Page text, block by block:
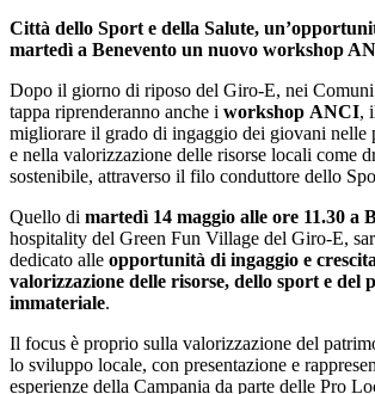
Città dello Sport e della Salute,
martedì a Benevento un nuovo workshop
Dopo il giorno di riposo del Giro-E, nei Comuni
tappa riprenderanno anche i workshop ANCI,
migliorare il grado di ingaggio dei giovani nelle
e nella valorizzazione delle risorse locali come
sostenibile, attraverso il filo conduttore dello
Quello di martedì 14 maggio alle ore 11.30 a
hospitality del Green Fun Village del Giro-E,
dedicato alle opportunità di ingaggio e
valorizzazione delle risorse, dello sport e del
immateriale.
Il focus è proprio sulla valorizzazione del
lo sviluppo locale, con presentazione e
esperienze della Campania da parte delle Pro